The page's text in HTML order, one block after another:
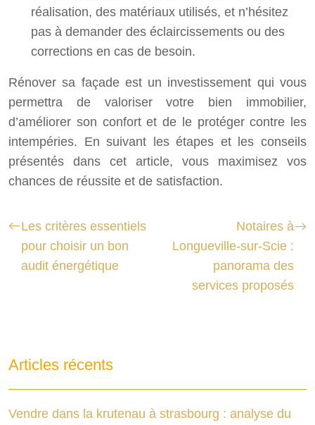
réalisation, des matériaux utilisés, et n’hésitez
pas à demander des éclaircissements ou des
corrections en cas de besoin.
Rénover sa façade est un investissement qui vous
permettra de valoriser votre bien immobilier,
d’améliorer son confort et de le protéger contre les
intempéries. En suivant les étapes et les conseils
présentés dans cet article, vous maximisez vos
chances de réussite et de satisfaction.
Les critères essentiels
pour choisir un bon
audit énergétique
Notaires à
Longueville-sur-Scie :
panorama des
services proposés
Articles récents
Vendre dans la krutenau à strasbourg : analyse du